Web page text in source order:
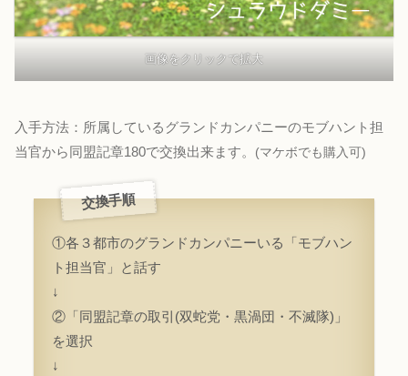
画像をクリックで拡大
入手方法：所属しているグランドカンパニーのモブハント担
当官から同盟記章180で交換出来ます。 (マケボでも購入可)
交換手順
①各３都市のグランドカンパニーいる「モブハン
ト担当官」と話す
↓
②「同盟記章の取引(双蛇党・黒渦団・不滅隊)」
を選択
↓